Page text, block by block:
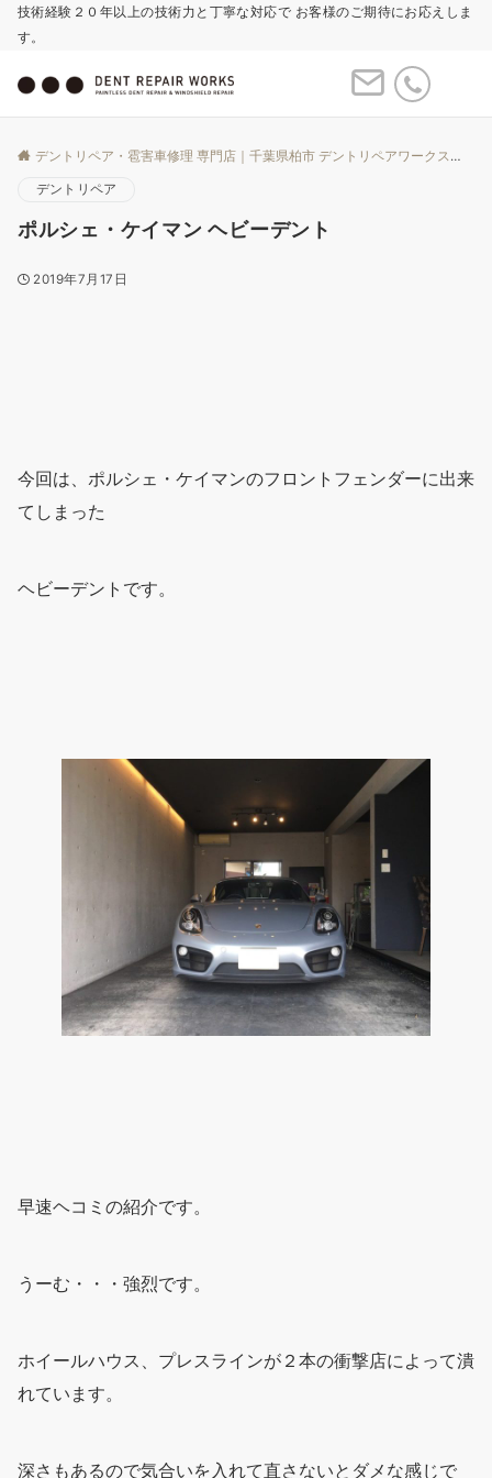
技術経験２０年以上の技術力と丁寧な対応で お客様のご期待にお応えしま
す。
デントリペア・雹害車修理 専門店｜千葉県柏市 デントリペアワークス
デントリペア
ポルシェ・ケイマン ヘビーデント
2019年7月17日
今回は、ポルシェ・ケイマンのフロントフェンダーに出来
てしまった
ヘビーデントです。
早速ヘコミの紹介です。
うーむ・・・強烈です。
ホイールハウス、プレスラインが２本の衝撃店によって潰
れています。
深さもあるので気合いを入れて直さないとダメな感じで